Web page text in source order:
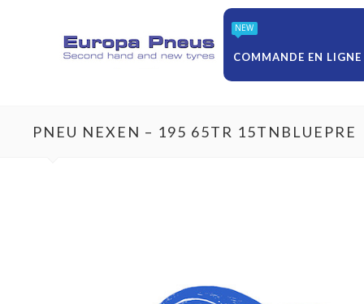
NEW
COMMANDE EN LIGNE
PNEU NEXEN – 195 65TR 15TNBLUEPRE